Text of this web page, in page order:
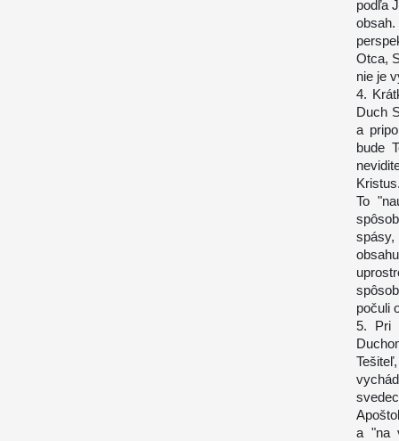
podľa
Otca,
nie je
4.
Duch
a
bude
To
počuli
5. Pri
a "na